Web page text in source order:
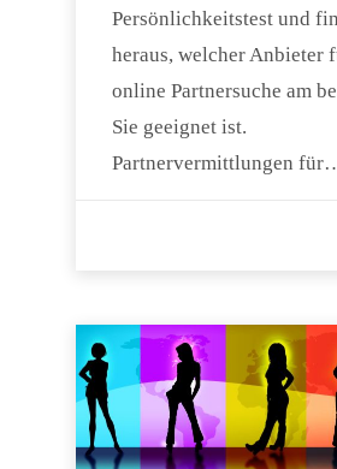
Persönlichkeitstest und
heraus, welcher Anbieter
online Partnersuche am
Sie geeignet ist.
Partnervermittlungen